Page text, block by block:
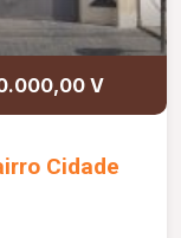
V
Cidade